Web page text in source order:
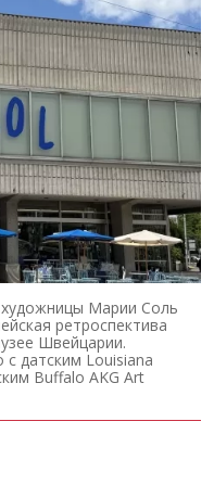
Марии Соль
ретроспектива
Швейцарии.
с датским Louisiana
Buffalo AKG Art